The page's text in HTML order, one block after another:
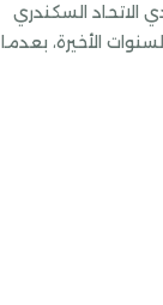
الاتحاد السكندري
الأخيرة، بعدما